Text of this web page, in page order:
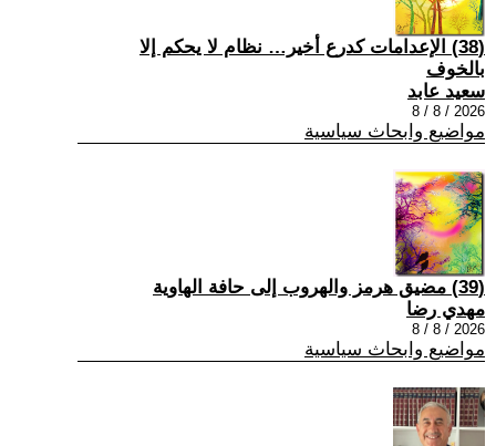
(38) الإعدامات كدرع أخير… نظام لا يحكم إلا
بالخوف
سعيد عابد
2026 / 8 / 8
مواضيع وابحاث سياسية
(39) مضيق هرمز والهروب إلى حافة الهاوية
مهدي رضا
2026 / 8 / 8
مواضيع وابحاث سياسية